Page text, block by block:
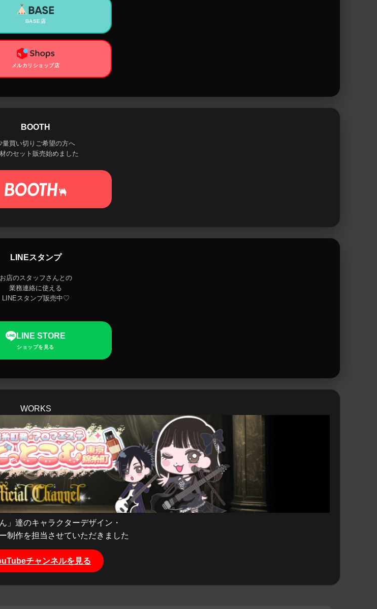
BASE店
メルカリショップ店
BOOTH
量買い切りご希望の方へ
のセット販売始めました
LINEスタンプ
お店のスタッフさんとの
業務連絡に使える
LINEスタンプ販売中♡
LINE STORE
ショップを見る
WORKS
」達のキャラクターデザイン・
制作を担当させていただきました
チャンネルを見る